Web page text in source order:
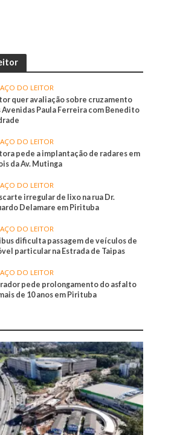
DO LEITOR
quer avaliação sobre cruzamento
Avenidas Paula Ferreira com Benedito
DO LEITOR
pede a implantação de radares em
da Av. Mutinga
DO LEITOR
irregular de lixo na rua Dr.
Delamare em Pirituba
DO LEITOR
dificulta passagem de veículos de
particular na Estrada de Taipas
DO LEITOR
pede prolongamento do asfalto
de 10 anos em Pirituba